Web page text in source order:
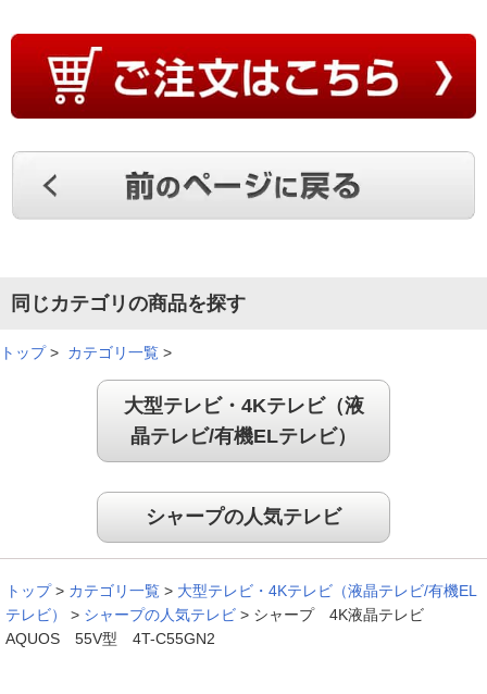
画質も音声も素晴らしい！
（ 兵庫県
画面が鮮明で、もっと早く買い替えれば良かったと後悔してま
４&#8490;やネット動画に大感動
画面が美しく、音も良くて感動。４&#8490;やネットも観られる
ようになって良かったです。
（神奈川県70代S.S様）
画質も音質も大満足！
同じカテゴリの商品を探す
トップ> カテゴリ一覧 >
大型テレビ・4Kテレビ（液
晶テレビ/有機ELテレビ）
シャープの人気テレビ
トップ > カテゴリ一覧 > 大型テレビ・4Kテレビ（液晶テレビ/有機EL
テレビ）
> シャープの人気テレビ > シャープ 4K液晶テレビ
AQUOS 55V型 4T-C55GN2